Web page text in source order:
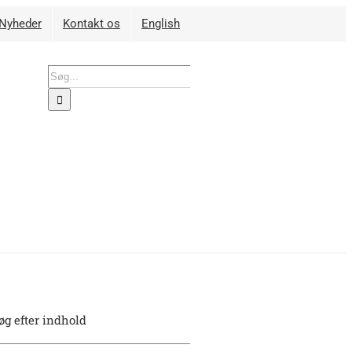
Kontakt os English
Søg
efter:
efter indhold